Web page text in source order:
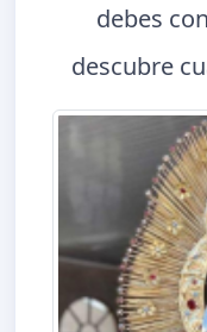
debes
descubre